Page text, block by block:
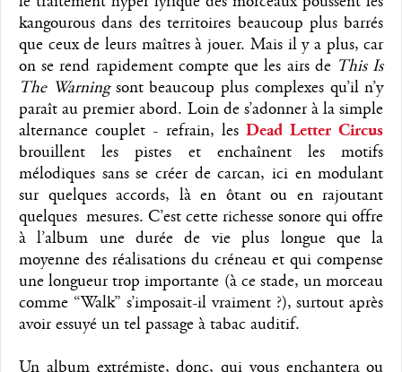
kangourous dans des territoires beaucoup plus barrés
que ceux de leurs maîtres à jouer. Mais il y a plus, car
on se rend rapidement compte que les airs de This Is
The Warningsont beaucoup plus complexes qu’il n’y
paraît au premier abord. Loin de s’adonner à la simple
alternance couplet - refrain, lesDead Letter Circus
brouillent les pistes et enchaînent les motifs
mélodiques sans se créer de carcan, ici en modulant
sur quelques accords, là en ôtant ou en rajoutant
quelques mesures. C’est cette richesse sonore qui offre
à l’album une durée de vie plus longue que la
moyenne des réalisations du créneau et qui compense
une longueur trop importante (à ce stade, un morceau
comme “Walk” s’imposait-il vraiment ?), surtout après
avoir essuyé un tel passage à tabac auditif.
Un album extrémiste, donc, qui vous enchantera ou